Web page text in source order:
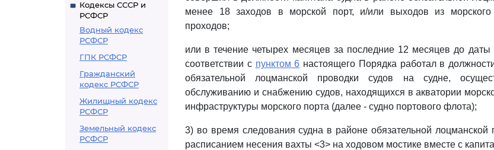
Кодексы СССР и
РСФСР
Водный кодекс
РСФСР
ГПК РСФСР
Гражданский
кодекс РСФСР
Жилищный кодекс
РСФСР
Земельный кодекс
РСФСР
менее 18 заходов в морской порт, и/или выходов из морского
проходов;
или в течение четырех месяцев за последние 12 месяцев до даты
соответствии с пунктом 6 настоящего Порядка работал в
обязательной лоцманской проводки судов на судне,
обслуживанию и снабжению судов, находящихся в акватории
инфраструктуры морского порта (далее - судно портового флота);
3) во время следования судна в районе обязательной лоцманской
расписанием несения вахты <3> на ходовом мостике вместе с